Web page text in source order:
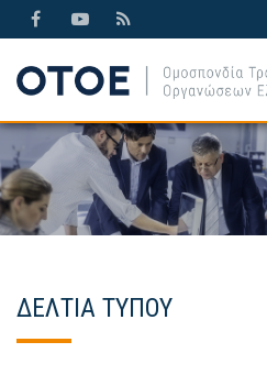
ΔΕΛΤΙΑ ΤΥΠΟΥ